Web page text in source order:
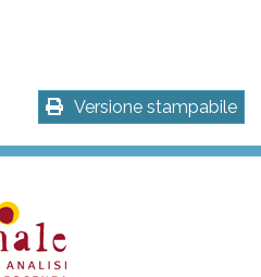
Versione stampabile